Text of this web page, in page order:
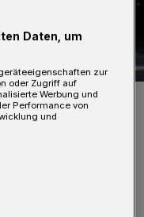
Spuren rollen.
Daten, um
zur
oder Zugriff auf
Werbung und
Performance von
und